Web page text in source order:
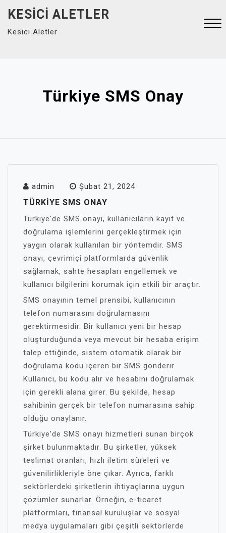
content
KESICI ALETLER
Kesici Aletler
Türkiye SMS Onay
admin Şubat 21, 2024
TÜRKIYE SMS ONAY
Türkiye'de SMS onayı, kullanıcıların kayıt ve
doğrulama işlemlerini gerçekleştirmek için
yaygın olarak kullanılan bir yöntemdir. SMS
onayı, çevrimiçi platformlarda güvenlik
sağlamak, sahte hesapları engellemek ve
kullanıcı bilgilerini korumak için etkili bir araçtır.
SMS onayının temel prensibi, kullanıcının
telefon numarasını doğrulamasını
gerektirmesidir. Bir kullanıcı yeni bir hesap
oluşturduğunda veya mevcut bir hesaba erişim
talep ettiğinde, sistem otomatik olarak bir
doğrulama kodu içeren bir SMS gönderir.
Kullanıcı, bu kodu alır ve hesabını doğrulamak
için gerekli alana girer. Bu şekilde, hesap
sahibinin gerçek bir telefon numarasına sahip
olduğu onaylanır.
Türkiye'de SMS onayı hizmetleri sunan birçok
şirket bulunmaktadır. Bu şirketler, yüksek
teslimat oranları, hızlı iletim süreleri ve
güvenilirlikleriyle öne çıkar. Ayrıca, farklı
sektörlerdeki şirketlerin ihtiyaçlarına uygun
çözümler sunarlar. Örneğin, e-ticaret
platformları, finansal kuruluşlar ve sosyal
medya uygulamaları gibi çeşitli sektörlerde